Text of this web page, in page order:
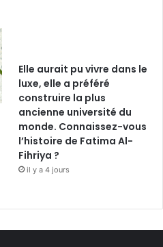
Elle aurait pu vivre dans le
luxe, elle a préféré
construire la plus
ancienne université du
monde. Connaissez-vous
l’histoire de Fatima Al-
Fihriya ?
il y a 4 jours